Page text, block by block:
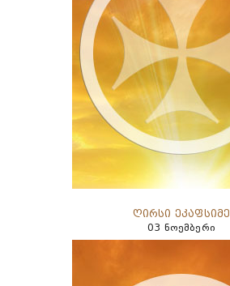
ღირსი ეკაფსიმე
03 ნოემბერი